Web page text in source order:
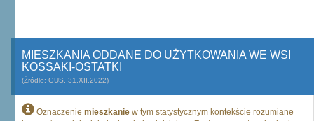
MIESZKANIA ODDANE DO UŻYTKOWANIA WE WSI
KOSSAKI-OSTATKI
(Źródło: GUS, 31.XII.2022)
Oznaczenie mieszkanie w tym statystycznym kontekście rozumiane